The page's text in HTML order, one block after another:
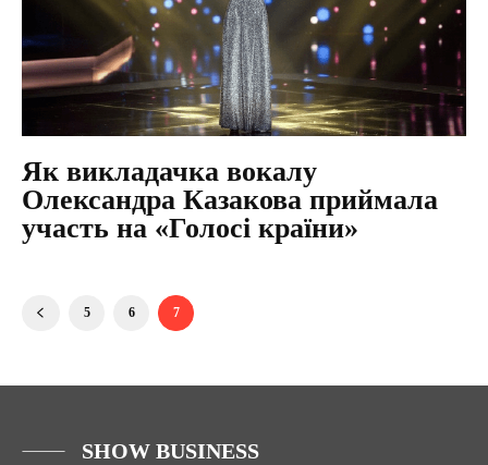
Як викладачка вокалу
Олександра Казакова приймала
участь на «Голосі країни»
5 6 7
SHOW BUSINESS